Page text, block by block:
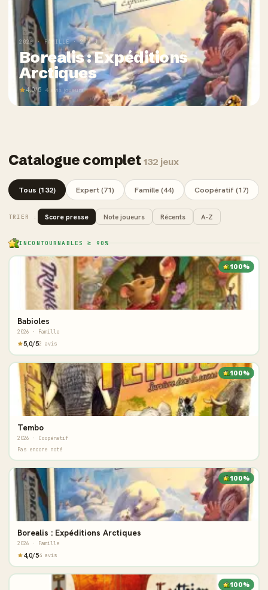
2026 · FAMILLE · 2-4 J
Borealis : Expéditions
Arctiques
4,0/5· 4 avis joueurs
Catalogue complet132 jeux
Tous (132) Expert (71) Famille (44) Coopératif (17)
TRIER : Score presse Note joueurs Récents A-Z
INCONTOURNABLES ≥ 90%
100%
Babioles
2026 · Famille
5,0/52 avis
100%
Tembo
2026 · Coopératif
Pas encore noté
100%
Borealis : Expéditions Arctiques
2026 · Famille
4,0/54 avis
100%